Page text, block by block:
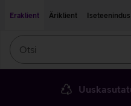
Eraklient
Äriklient Iseteenindus